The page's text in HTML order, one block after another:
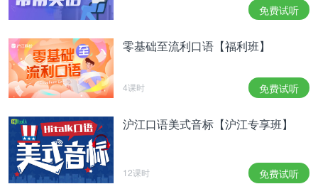
免费试听
零基础至流利口语【福利班】
4课时 免费试听
沪江口语美式音标【沪江专享班】
12课时 免费试听